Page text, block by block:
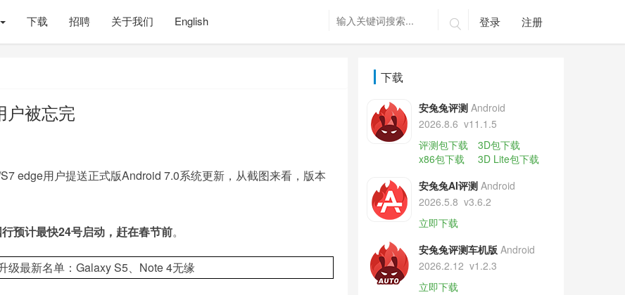
下载 招聘 关于我们 English  登录 注册
户被忘完
edge用户提送正式版Android 7.0系统更新，从截图来看，版本
预计最快24号启动，赶在春节前。
下载
安兔兔评测 Android
2026.8.6 v11.1.5
评测包下载
3D包下载
x86包下载
3D Lite包下载
安兔兔AI评测 Android
2026.5.8 v3.6.2
立即下载
安兔兔评测车机版 Android
2026.2.12 v1.2.3
立即下载